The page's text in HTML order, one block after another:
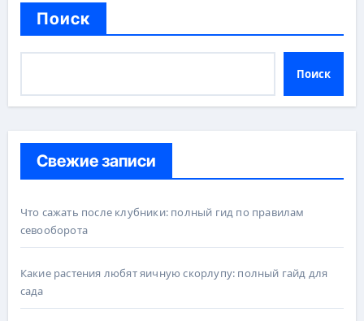
Поиск
Поиск
Свежие записи
Что сажать после клубники: полный гид по правилам
севооборота
Какие растения любят яичную скорлупу: полный гайд для
сада